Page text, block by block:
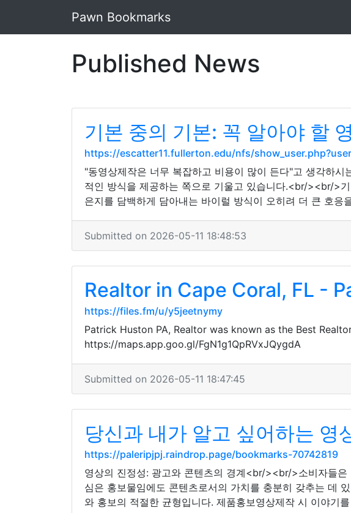
Pawn Bookmarks
Published News
기본 중의 기본: 꼭 알아야 할
https://escatter11.fullerton.edu/nfs/
"동영상제작은 너무 복잡하고 비용이 많이 든다"고 생각하
적인 방식을 제공하는 쪽으로 기울고 있습니다.<br/><br/>
은지를 담백하게 담아내는 바이럴 방식이 오히려 더 큰 호
Submitted on 2026-05-11 18:48:53
Realtor in Cape Coral, FL -
https://files.fm/u/y5jeetnymy
Patrick Huston PA, Realtor was known as the Best
https://maps.app.goo.gl/FgN1g1QpRVxJQygdA
Submitted on 2026-05-11 18:47:45
당신과 내가 알고 싶어하는 영
https://paleripjpj.raindrop.page/bookmarks-70742819
영상의 진정성: 광고와 콘텐츠의 경계<br/><br/>소비자들
심은 홍보물임에도 콘텐츠로서의 가치를 충분히 갖추는 데
와 홍보의 적절한 균형입니다. 제품홍보영상제작 시 이야기